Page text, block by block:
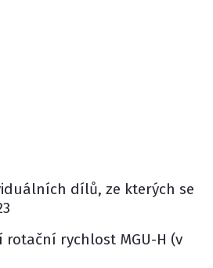
dílů, ze kterých se
rotační rychlost MGU-H (v